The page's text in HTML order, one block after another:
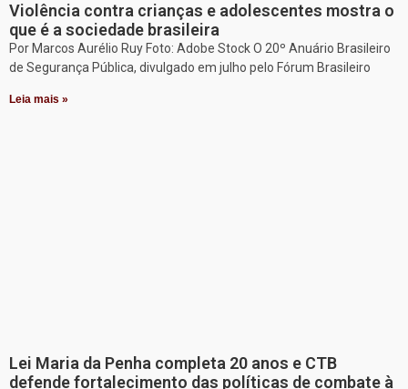
Violência contra crianças e adolescentes mostra o
que é a sociedade brasileira
Por Marcos Aurélio Ruy Foto: Adobe Stock O 20º Anuário Brasileiro
de Segurança Pública, divulgado em julho pelo Fórum Brasileiro
Leia mais »
Lei Maria da Penha completa 20 anos e CTB
defende fortalecimento das políticas de combate à